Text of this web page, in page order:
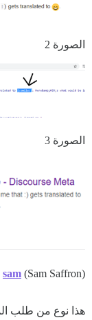
الصورة 2
الصورة 3
sam (Sam Saffron)
هذا نوع من طلب